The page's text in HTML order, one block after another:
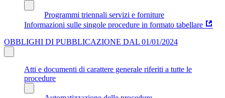
Programmi triennali servizi e forniture
Informazioni sulle singole procedure in formato tabellare
OBBLIGHI DI PUBBLICAZIONE DAL 01/01/2024
Atti e documenti di carattere generale riferiti a tutte le
procedure